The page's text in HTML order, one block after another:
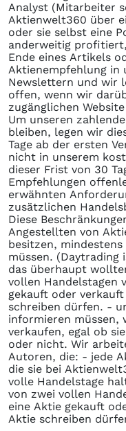
Analyst (Mitarbeiter
Aktienwelt360 über
oder sie selbst eine
anderweitig
Ende eines Artikels
Aktienempfehlung in
Newslettern und wir
offen, wenn wir
zugänglichen
Um unseren
bleiben, legen wir
Tage ab der ersten
nicht in unserem
dieser Frist von 30
Empfehlungen
erwähnten
zusätzlichen
Diese
Angestellten von
besitzen,
müssen. (Daytrading
das überhaupt
vollen Handelstagen
gekauft oder
schreiben dürfen. -
informieren müssen,
verkaufen, egal ob
oder nicht. Wir
Autoren, die: - jede
die sie bei
volle Handelstage
von zwei vollen
eine Aktie gekauft
Aktie schreiben